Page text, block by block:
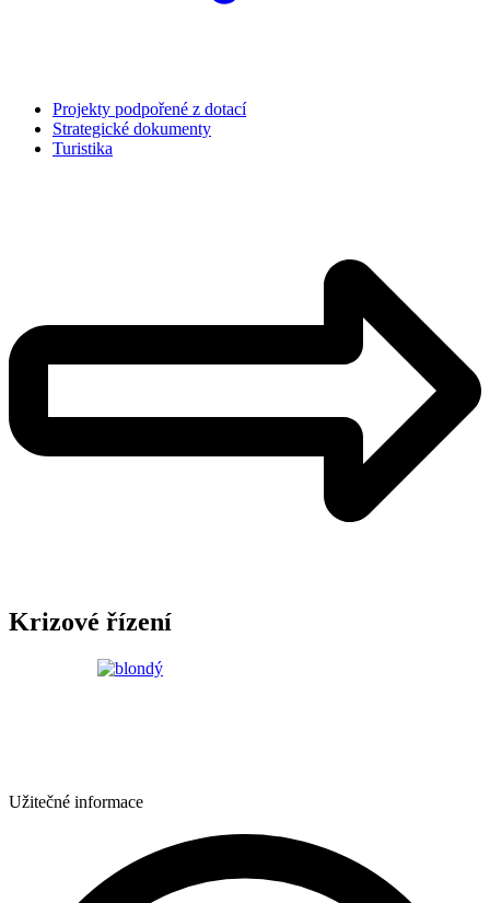
Projekty podpořené z dotací
Strategické dokumenty
Turistika
Krizové řízení
Užitečné informace